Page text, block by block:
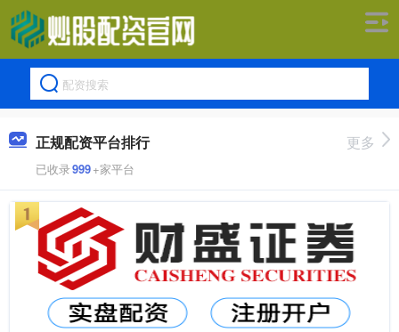
正规配资平台排行
已收录999+家平台
更多